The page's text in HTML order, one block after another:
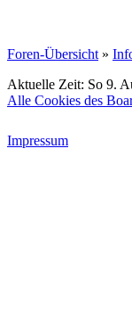
Foren-Übersicht »
Aktuelle Zeit: So 9.
Alle Cookies des
Impressum